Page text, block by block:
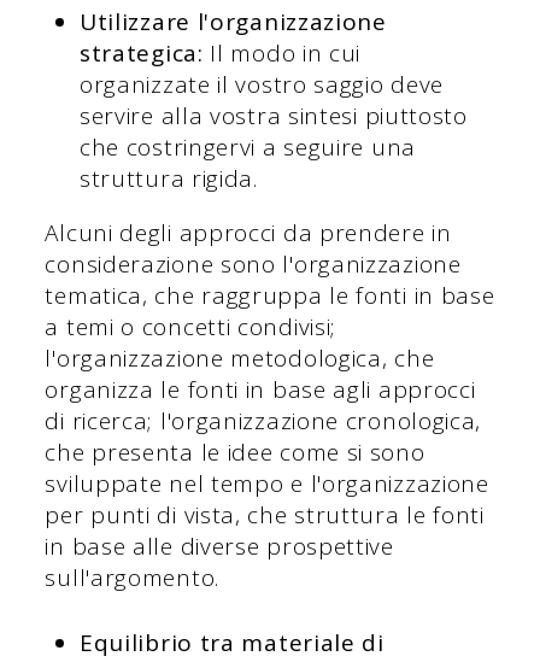
Utilizzare l'organizzazione
strategica: Il modo in cui
organizzate il vostro saggio deve
servire alla vostra sintesi piuttosto
che costringervi a seguire una
struttura rigida.
Alcuni degli approcci da prendere in
considerazione sono l'organizzazione
tematica, che raggruppa le fonti in base
a temi o concetti condivisi;
l'organizzazione metodologica, che
organizza le fonti in base agli approcci
di ricerca; l'organizzazione cronologica,
che presenta le idee come si sono
sviluppate nel tempo e l'organizzazione
per punti di vista, che struttura le fonti
in base alle diverse prospettive
sull'argomento.
Equilibrio tra materiale di